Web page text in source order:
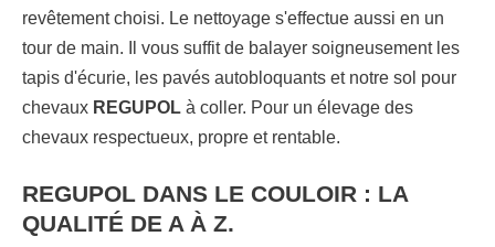
revêtement choisi. Le nettoyage s'effectue aussi en un
tour de main. Il vous suffit de balayer soigneusement les
tapis d'écurie, les pavés autobloquants et notre sol pour
chevaux REGUPOL à coller. Pour un élevage des
chevaux respectueux, propre et rentable.
REGUPOL DANS LE COULOIR : LA
QUALITÉ DE A À Z.